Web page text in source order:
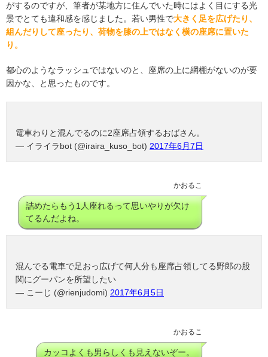
がするのですが、筆者が某地方に住んでいた時にはよく目にする光
景でとても違和感を感じました。若い男性で大きく足を広げたり、
組んだりして座ったり、荷物を膝の上ではなく横の座席に置いた
り。
都心のようなラッシュではないのと、座席の上に網棚がないのが要
因かな、と思ったものです。
電車わりと混んでるのに2座席占領するおばさん。
— イライラbot (@iraira_kuso_bot) 2017年6月7日
かおるこ
詰めたらもう1人座れるって思いやりが欠け
てるんだよね。
混んでる電車で足おっ広げて何人分も座席占領してる野郎の股
関にグーパンを所望したい
— こーじ (@rienjudomi) 2017年6月5日
かおるこ
カッコよくも男らしくも見えないぞー。